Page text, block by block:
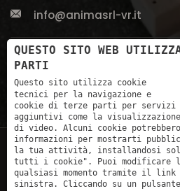
info@animasrl-vr.it
+39 045 661 5613
QUESTO SITO WEB
PARTI
Questo sito utilizza cookie
tecnici per la navigazione e
cookie di terze parti per servizi
aggiuntivi come la visualizzazione
di video. Alcuni cookie
informazioni per mostrarti
la tua attività, installandosi
tutti i cookie". Puoi modificare
qualsiasi momento tramite il link
sinistra. Cliccando su un